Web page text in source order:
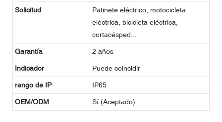
Solicitud
Patinete eléctrico, motocicleta
eléctrica, bicicleta eléctrica,
cortacésped...
Garantía 2 años
Indicador Puede coincidir
rango de IP IP65
OEM/ODM Sí (Aceptado)